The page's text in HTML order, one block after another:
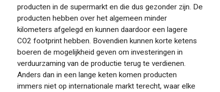
producten in de supermarkt en die dus gezonder zijn. De
producten hebben over het algemeen minder
kilometers afgelegd en kunnen daardoor een lagere
CO2 footprint hebben. Bovendien kunnen korte ketens
boeren de mogelijkheid geven om investeringen in
verduurzaming van de productie terug te verdienen.
Anders dan in een lange keten komen producten
immers niet op internationale markt terecht, waar elke